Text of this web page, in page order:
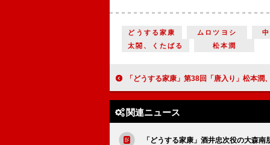
どうする家康 ムロツヨシ
太閤、くたばる
松本潤
「どうする家康」第38回「唐入り」松本潤、ムロツヨシ、北川景子、積み重ねた役の厚みが生んだ名演【
関連ニュース
「どうする家康」酒井忠次役の大森